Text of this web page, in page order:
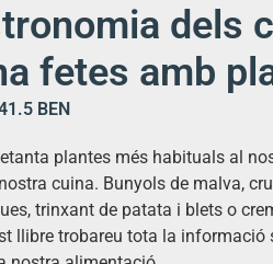
dels
fetes amb
BEN
plantes més habituals al
cuina. Bunyols de malva,
trinxant de patata i blets o
llibre trobareu tota la